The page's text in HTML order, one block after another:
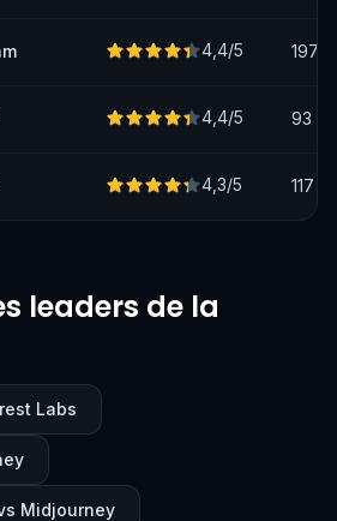
4,4/5 197
4,4/5 93
4,3/5 117
leaders de la
Labs
Midjourney